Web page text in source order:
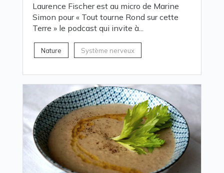
Laurence Fischer est au micro de Marine
Simon pour « Tout tourne Rond sur cette
Terre » le podcast qui invite à...
Nature Système nerveux